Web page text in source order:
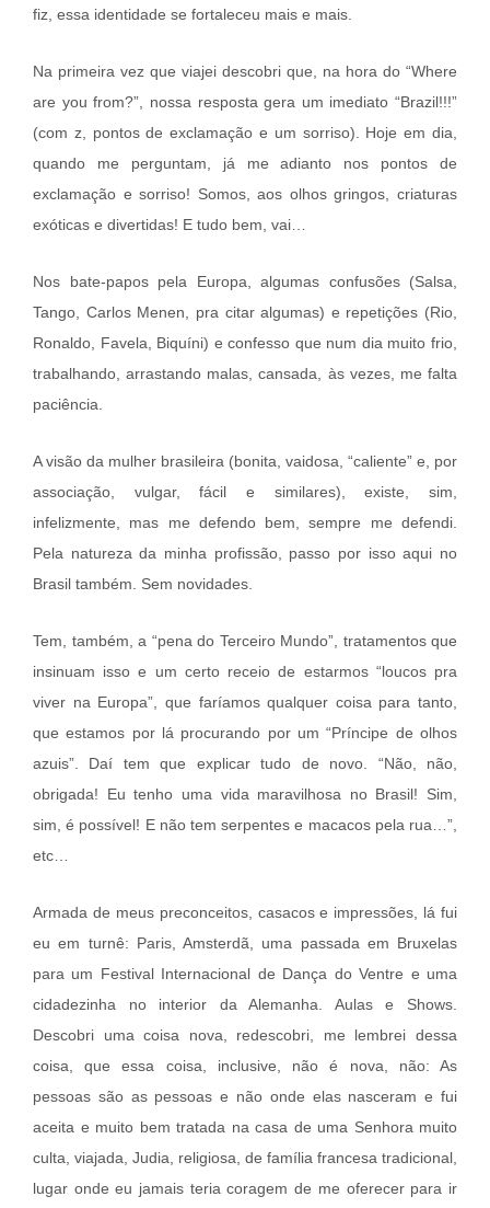
fiz, essa identidade se fortaleceu mais e mais.
Na primeira vez que viajei descobri que, na hora do “Where
are you from?”, nossa resposta gera um imediato “Brazil!!!”
(com z, pontos de exclamação e um sorriso). Hoje em dia,
quando me perguntam, já me adianto nos pontos de
exclamação e sorriso! Somos, aos olhos gringos, criaturas
exóticas e divertidas! E tudo bem, vai…
Nos bate-papos pela Europa, algumas confusões (Salsa,
Tango, Carlos Menen, pra citar algumas) e repetições (Rio,
Ronaldo, Favela, Biquíni) e confesso que num dia muito frio,
trabalhando, arrastando malas, cansada, às vezes, me falta
paciência.
A visão da mulher brasileira (bonita, vaidosa, “caliente” e, por
associação, vulgar, fácil e similares), existe, sim,
infelizmente, mas me defendo bem, sempre me defendi.
Pela natureza da minha profissão, passo por isso aqui no
Brasil também. Sem novidades.
Tem, também, a “pena do Terceiro Mundo”, tratamentos que
insinuam isso e um certo receio de estarmos “loucos pra
viver na Europa”, que faríamos qualquer coisa para tanto,
que estamos por lá procurando por um “Príncipe de olhos
azuis”. Daí tem que explicar tudo de novo. “Não, não,
obrigada! Eu tenho uma vida maravilhosa no Brasil! Sim,
sim, é possível! E não tem serpentes e macacos pela rua…”,
etc…
Armada de meus preconceitos, casacos e impressões, lá fui
eu em turnê: Paris, Amsterdã, uma passada em Bruxelas
para um Festival Internacional de Dança do Ventre e uma
cidadezinha no interior da Alemanha. Aulas e Shows.
Descobri uma coisa nova, redescobri, me lembrei dessa
coisa, que essa coisa, inclusive, não é nova, não: As
pessoas são as pessoas e não onde elas nasceram e fui
aceita e muito bem tratada na casa de uma Senhora muito
culta, viajada, Judia, religiosa, de família francesa tradicional,
lugar onde eu jamais teria coragem de me oferecer para ir